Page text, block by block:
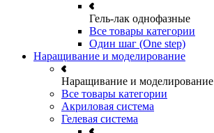
Гель-лак однофазные
Все товары категории
Один шаг (One step)
Наращивание и моделирование
Наращивание и моделирование
Все товары категории
Акриловая система
Гелевая система